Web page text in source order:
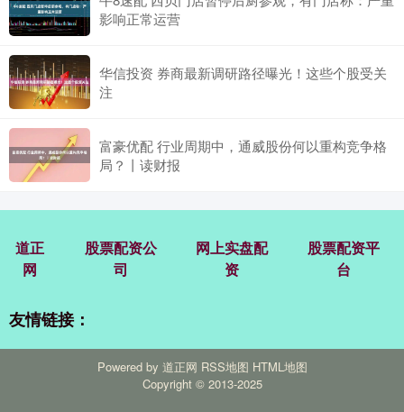
影响正常运营
华信投资 券商最新调研路径曝光！这些个股受关
注
富豪优配 行业周期中，通威股份何以重构竞争格
局？丨读财报
道正
网
股票配资公
司
网上实盘配
资
股票配资平
台
友情链接：
Powered by 道正网 RSS地图 HTML地图
Copyright © 2013-2025